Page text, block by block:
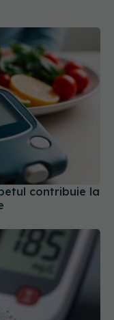
contribuie la